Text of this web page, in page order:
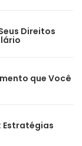
Direitos
que Você
Estratégias